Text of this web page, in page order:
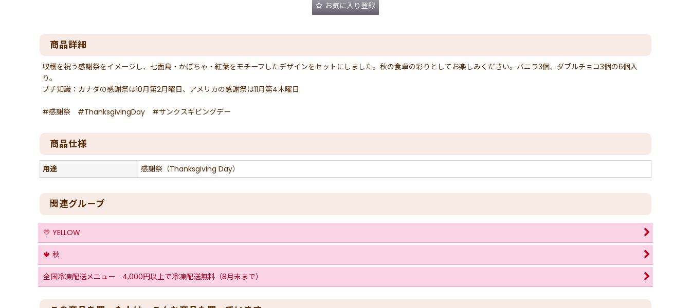
お気に入り登録
商品詳細
収穫を祝う感謝祭をイメージし、七面鳥・かぼちゃ・紅葉をモチーフしたデザインをセットにしました。秋の食卓の彩りとしてお楽しみください。バニラ3個、ダブルチョコ3個の6個入
り。
プチ知識：カナダの感謝祭は10月第2月曜日、アメリカの感謝祭は11月第4木曜日
#感謝祭 #ThanksgivingDay #サンクスギビングデー
商品仕様
用途 感謝祭（Thanksgiving Day）
関連グループ
💛 YELLOW
🍁 秋
全国冷凍配送メニュー 4,000円以上で冷凍配送無料（8月末まで）